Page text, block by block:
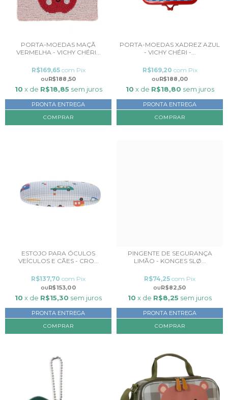
PORTA-MOEDAS MAÇÃ
VERMELHA - VICHY CHÉRI...
R$188,50
R$169,65 com Pix
10 x de R$18,85 sem juros
PRONTA ENTREGA
PORTA-MOEDAS XADREZ AZUL
- VICHY CHÉRI -...
R$188,00
R$169,20 com Pix
10 x de R$18,80 sem juros
PRONTA ENTREGA
ESTOJO PARA ÓCULOS
VEÍCULOS E CÃES - CRO...
R$153,00
R$137,70 com Pix
10 x de R$15,30 sem juros
PRONTA ENTREGA
PINGENTE DE SEGURANÇA
LIMÃO - KONGES SLØ...
R$82,50
R$74,25 com Pix
10 x de R$8,25 sem juros
PRONTA ENTREGA